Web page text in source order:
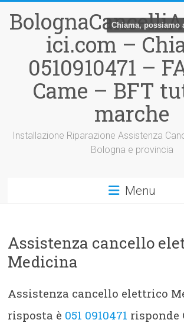
contenuto ici.com –
0510910471 –
Came – BFT
marche
Installazione Riparazione Assistenza
Bologna e provincia
Menu
Assistenza cancello
Medicina
Assistenza cancello elettrico
risposta è 051 0910471 risponde
Chiama, possiamo